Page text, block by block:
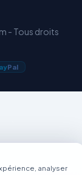
- Tous droits
Pal
analyser